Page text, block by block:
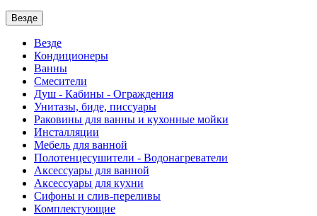
Везде
Везде
Кондиционеры
Ванны
Смесители
Душ - Кабины - Ограждения
Унитазы, биде, писсуары
Раковины для ванны и кухонные мойки
Инсталляции
Мебель для ванной
Полотенцесушители - Водонагреватели
Аксессуары для ванной
Аксессуары для кухни
Сифоны и слив-переливы
Комплектующие